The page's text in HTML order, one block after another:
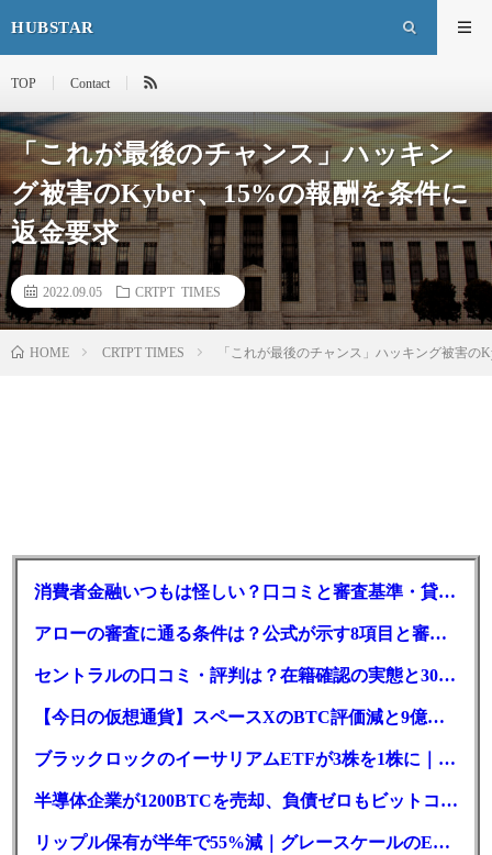
HUBSTAR
TOP Contact
「これが最後のチャンス」ハッキン
グ被害のKyber、15%の報酬を条件に
返金要求
2022.09.05 CRTPT TIMES
HOME CRTPT TIMES 「これが最後のチャンス」ハッキング被害の
消費者金融いつもは怪しい？口コミと審査基準・貸付条件を調査
アローの審査に通る条件は？公式が示す8項目と審査時間
セントラルの口コミ・評判は？在籍確認の実態と30日金利0円の落とし穴
【今日の仮想通貨】スペースXのBTC評価減と9億株の解禁。208億円相当のBTCが盗難
ブラックロックのイーサリアムETFが3株を1株に｜年初来37%安
半導体企業が1200BTCを売却、負債ゼロもビットコイン戦略は後退
リップル保有が半年で55%減｜グレースケールのETF、純資産1.6億ドル減